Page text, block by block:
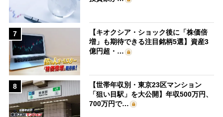
7
【キオクシア・ショック後に「株価倍
増」も期待できる注目銘柄5選】資産3
億円超・…
8
【世帯年収別・東京23区マンション
「狙い目駅」を大公開】年収500万円、
700万円で…